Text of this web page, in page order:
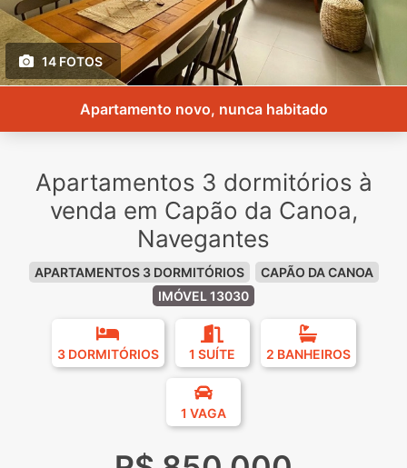
14 FOTOS
Apartamento novo, nunca habitado
Apartamentos 3 dormitórios à
venda em Capão da Canoa,
Navegantes
APARTAMENTOS 3 DORMITÓRIOS
CAPÃO DA CANOA
IMÓVEL 13030
3 DORMITÓRIOS 1 SUÍTE 2 BANHEIROS
1 VAGA